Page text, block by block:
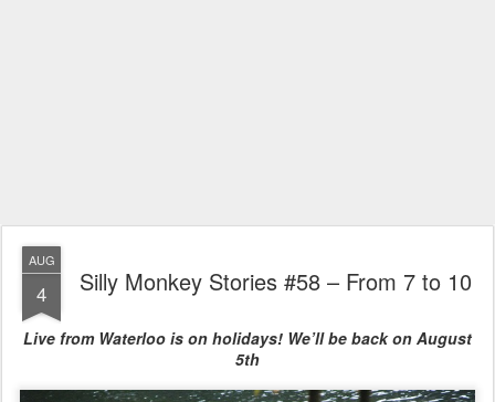
AUG
4 Silly Monkey Stories #58 – From 7 to 10
Live from Waterloo is on holidays! We’ll be back on August
5th